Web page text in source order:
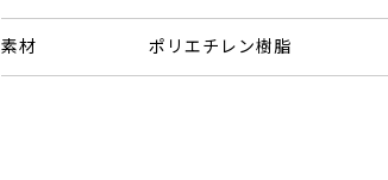
素材 ポリエチレン樹脂